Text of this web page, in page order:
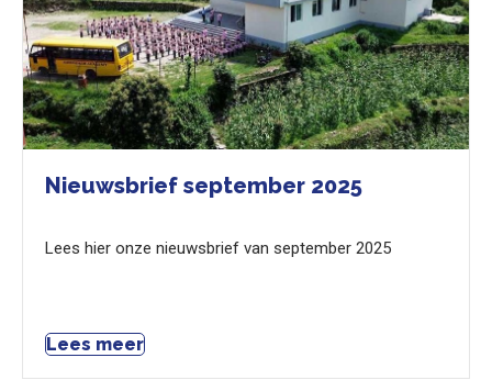
Nieuwsbrief september 2025
Lees hier onze nieuwsbrief van september 2025
Lees meer